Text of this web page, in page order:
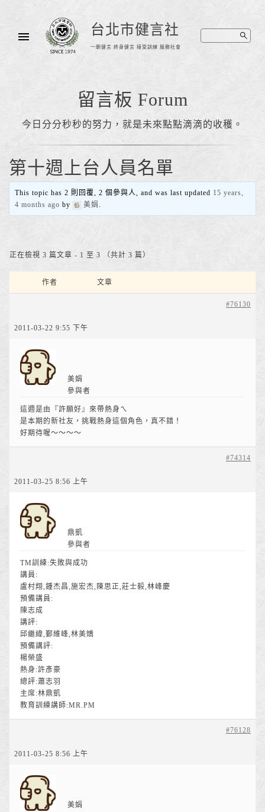
台北市健言社
一朝健言 終身健言 接受訓練 服務社會
留言板 Forum
今日分分秒秒的努力，就是未來點點滴滴的收穫。
第十週上台人員名單
This topic has 2 則回覆, 2 個參與人, and was last updated 15 years,
4 months ago by 美娟 .
正在檢視 3 篇文章 - 1 至 3 （共計 3 篇）
作者 文章
2011-03-22 9:55 下午
#76130
美娟
參與者
這週是由『許願好』來帶熱身ㄟ
是本期的新社友，挑戰熱身這個角色，真不錯！
好期待喔～～～～
2011-03-25 8:56 上午
#74314
鼎凱
參與者
TM訓練:失敗與成功
講員:
盧村翔,鍾杰昌,施宏杰,陳思正,莊士毅,林峰慶
預備講員:
陳志成
講評:
邱繼緯,鄞維峰,林美嬌
預備講評:
楊榮盛
熱身:許彥豪
總評:蕭志羽
主席:林鼎凱
教育訓練講師:MR.PM
2011-03-25 8:56 上午
#76128
美娟